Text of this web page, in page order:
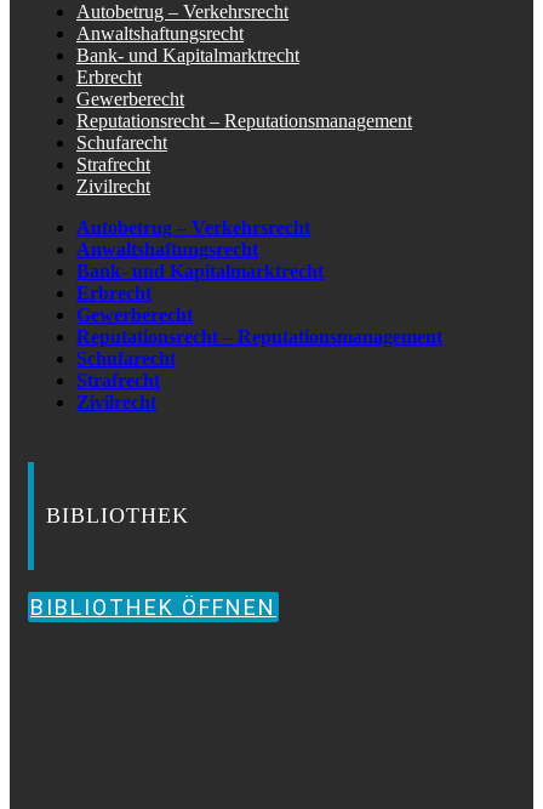
Autobetrug – Verkehrsrecht
Anwaltshaftungsrecht
Bank- und Kapitalmarktrecht
Erbrecht
Gewerberecht
Reputationsrecht – Reputationsmanagement
Schufarecht
Strafrecht
Zivilrecht
Autobetrug – Verkehrsrecht
Anwaltshaftungsrecht
Bank- und Kapitalmarktrecht
Erbrecht
Gewerberecht
Reputationsrecht – Reputationsmanagement
Schufarecht
Strafrecht
Zivilrecht
BIBLIOTHEK
BIBLIOTHEK ÖFFNEN